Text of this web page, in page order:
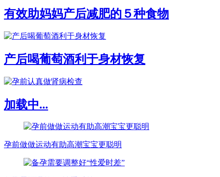
有效助妈妈产后减肥的５种食物
产后喝葡萄酒利于身材恢复
加载中...
孕前做做运动有助高潮宝宝更聪明